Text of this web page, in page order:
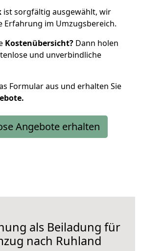
ist sorgfältig ausgewählt, wir
Erfahrung im Umzugsbereich.
Kostenübersicht? Dann holen
und unverbindliche
Formular aus und erhalten Sie
Angebote erhalten
als Beiladung für
nach Ruhland